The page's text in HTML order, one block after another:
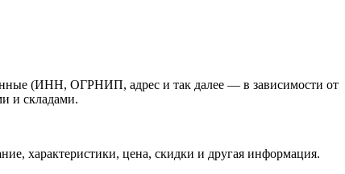
(ИНН, ОГРНИП, адрес и так далее — в зависимости от
и складами.
характеристики, цена, скидки и другая информация.